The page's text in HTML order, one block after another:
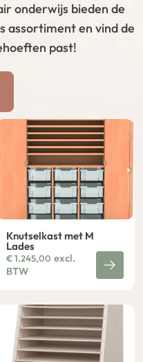
onderwijs bieden de
assortiment en vind de
past!
Knutselkast met M
Lades
€1.245,00 excl.
BTW